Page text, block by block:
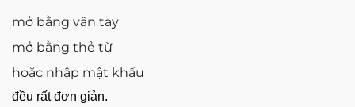
mở bằng vân tay
mở bằng thẻ từ
hoặc nhập mật khẩu
đều rất đơn giản.